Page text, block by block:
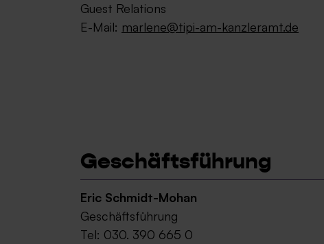
Guest Relations
E-Mail: marlene@tipi-am-kanzleramt.de
Geschäftsführung
Eric Schmidt-Mohan
Geschäftsführung
Tel: 030. 390 665 0